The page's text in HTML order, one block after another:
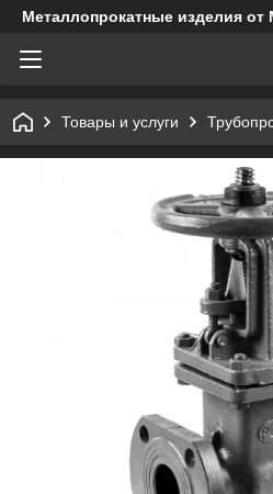
Металлопрокатные изделия от
Товары и услуги